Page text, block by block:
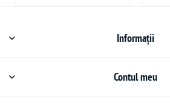
Informații
Contul meu